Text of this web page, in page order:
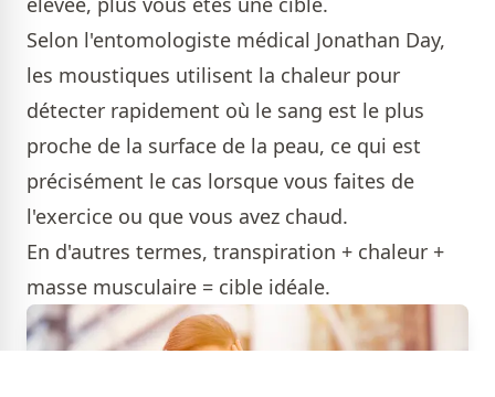
Selon l'entomologiste médical Jonathan Day,
les moustiques utilisent la chaleur pour
détecter rapidement où le sang est le plus
proche de la surface de la peau, ce qui est
précisément le cas lorsque vous faites de
l'exercice ou que vous avez chaud.
En d'autres termes, transpiration + chaleur +
masse musculaire = cible idéale.